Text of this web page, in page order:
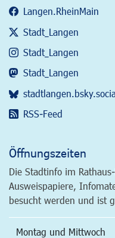
Langen.RheinMain
Stadt_Langen
Stadt_Langen
Stadt_Langen
RSS-Feed
Öffnungszeiten
Die Stadtinfo im
Ausweispapiere,
besucht werden und ist
Montag und Mittwoch